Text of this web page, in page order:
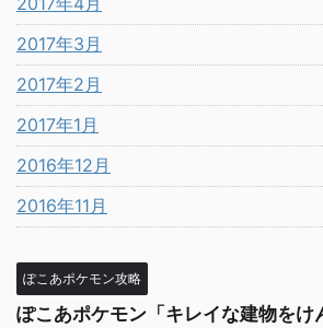
2017年3月
2017年2月
2017年1月
2016年12月
2016年11月
ぽこあポケモン攻略
ぽこあポケモン「キレイな建物をけ